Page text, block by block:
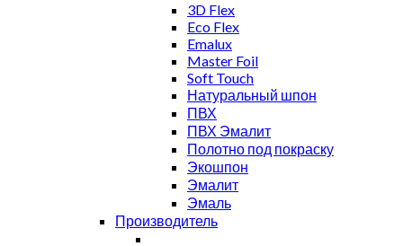
3D Flex
Eco Flex
Emalux
Master Foil
Soft Touch
Натуральный шпон
ПВХ
ПВХ Эмалит
Полотно под покраску
Экошпон
Эмалит
Эмаль
Производитель